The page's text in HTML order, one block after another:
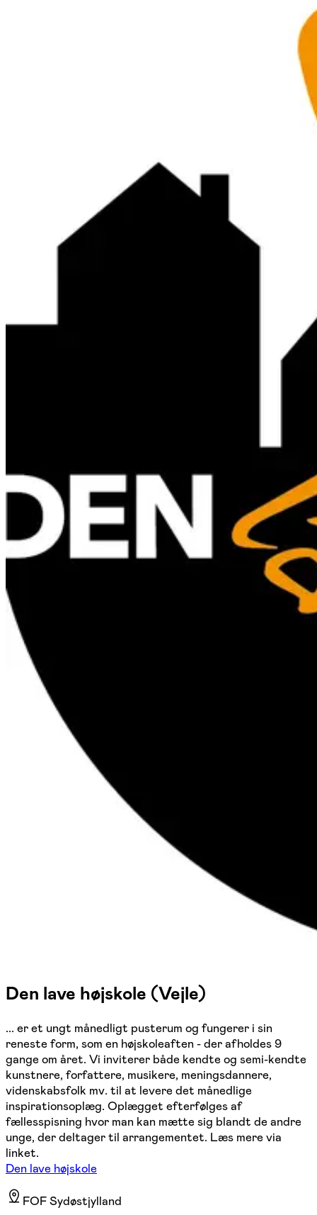
Den lave højskole (Vejle)
... er et ungt månedligt pusterum og fungerer i sin
reneste form, som en højskoleaften - der afholdes 9
gange om året. Vi inviterer både kendte og semi-kendte
kunstnere, forfattere, musikere, meningsdannere,
videnskabsfolk mv. til at levere det månedlige
inspirationsoplæg. Oplægget efterfølges af
fællesspisning hvor man kan mætte sig blandt de andre
unge, der deltager til arrangementet. Læs mere via
linket.
Den lave højskole
FOF Sydøstjylland